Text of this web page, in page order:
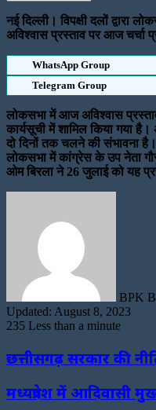
नई दिल्ली। विपक्षी दलों द्वारा
अविश्वास प्रस्ताव पर आज चर्चा
WhatsApp Group
Telegram Group
लोकसभा में आज अविश्वास
कार्यसूची में शामिल किया गया
दो दिनों तक चलने की संभावना
लोकसभा में कांग्रेस के उप नेता
ओम बिरला ने 26 जुलाई को यह
BPK
Updated: August 8, 2023
235 Less than a minute
छत्तीसगढ़ सरकार की
मध्यप्रदेश में आदिवासी